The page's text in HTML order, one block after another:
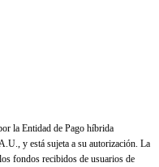
la Entidad de Pago híbrida
y está sujeta a su autorización. La
fondos recibidos de usuarios de